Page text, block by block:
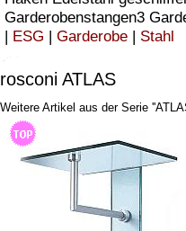
Garderobenstangen3
ESG Garderobe Stahl
rosconi ATLAS
Weitere Artikel aus der Serie